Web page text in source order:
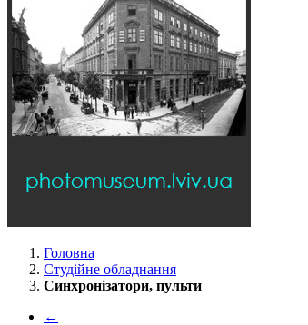
Головна
Студійне обладнання
Синхронізатори, пульти
←